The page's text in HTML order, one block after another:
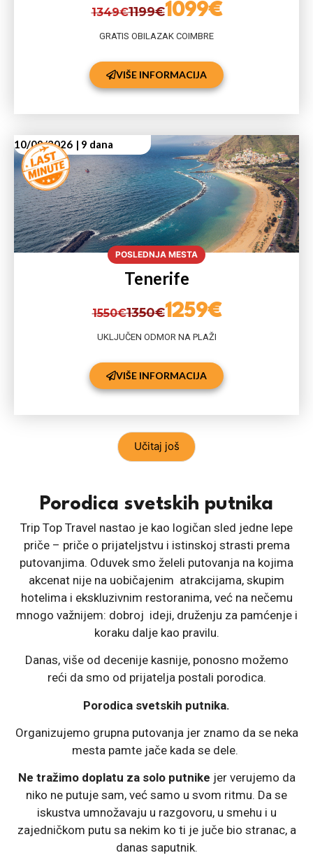
1349€1199€1099€
GRATIS OBILAZAK COIMBRE
VIŠE INFORMACIJA
10/09/2026 | 9 dana
POSLEDNJA MESTA
Tenerife
1550€1350€1259€
UKLJUČEN ODMOR NA PLAŽI
VIŠE INFORMACIJA
Učitaj još
Porodica svetskih putnika
Trip Top Travel nastao je kao logičan sled jedne lepe
priče – priče o prijateljstvu i istinskoj strasti prema
putovanjima. Oduvek smo želeli putovanja na kojima
akcenat nije na uobičajenim atrakcijama, skupim
hotelima i ekskluzivnim restoranima, već na nečemu
mnogo važnijem: dobroj ideji, druženju za pamćenje i
koraku dalje kao pravilu.
Danas, više od decenije kasnije, ponosno možemo
reći da smo od prijatelja postali porodica.
Porodica svetskih putnika.
Organizujemo grupna putovanja jer znamo da se neka
mesta pamte jače kada se dele.
Ne tražimo doplatu za solo putnike jer verujemo da
niko ne putuje sam, već samo u svom ritmu. Da se
iskustva umnožavaju u razgovoru, u smehu i u
zajedničkom putu sa nekim ko ti je juče bio stranac, a
danas saputnik.